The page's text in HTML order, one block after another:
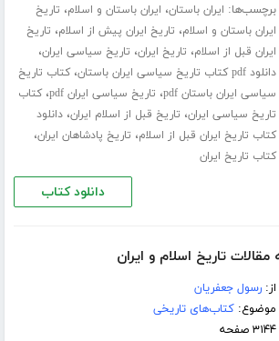
برچسب‌ها: ایران باستان، ایران باستان و اسلام، تاریخ
ایران باستان و اسلام، تاریخ ایران پیش از اسلام، تاریخ
ایران قبل از اسلام، تاریخ ایران، تاریخ سیاسی ایران،
دانلود pdf کتاب تاریخ سیاسی ایران باستان ،کتاب تاریخ
سیاسی ایران باستان pdf
، تاریخ سیاسی ایران pdf ،کتاب
تاریخ سیاسی ایران، تاریخ قبل از اسلام ایران،دانلود
کتاب تاریخ ایران قبل از اسلام، تاریخ پادشاهان ایران،
کتاب تاریخ ایران
دانلود کتاب
تاریخ اسلام و ایران
از:رسول جعفریان
موضوع:کتاب‌های تاریخی
۳۱۴۴ صفحه